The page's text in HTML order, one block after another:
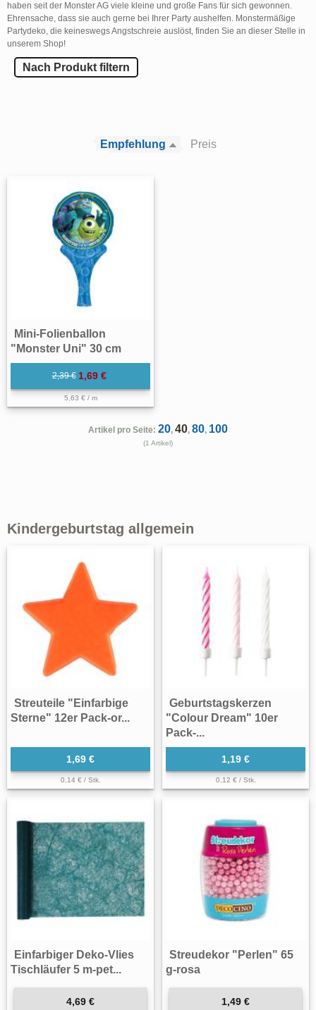
haben seit der Monster AG viele kleine und große Fans für sich gewonnen.
Ehrensache, dass sie auch gerne bei Ihrer Party aushelfen. Monstermäßige
Partydeko, die keineswegs Angstschreie auslöst, finden Sie an dieser Stelle in
unserem Shop!
Nach Produkt filtern
Empfehlung Preis
Mini-Folienballon
"Monster Uni" 30 cm
2,39 € 1,69 €
5,63 € / m
Artikel pro Seite: 20, 40, 80, 100
(1 Artikel)
Kindergeburtstag allgemein
Streuteile "Einfarbige
Sterne" 12er Pack-or...
1,69 €
0,14 € / Stk.
Geburtstagskerzen
"Colour Dream" 10er
Pack-...
1,19 €
0,12 € / Stk.
Einfarbiger Deko-Vlies
Tischläufer 5 m-pet...
4,69 €
Streudekor "Perlen" 65
g-rosa
1,49 €